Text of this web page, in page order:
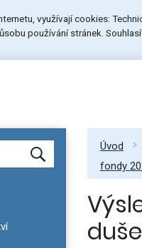
využívají cookies:
používání stránek.
zdravotnictví
Úvod
fondy